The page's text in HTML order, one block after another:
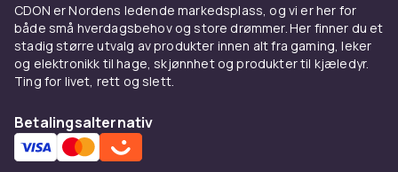
CDON er Nordens ledende markedsplass, og vi er her for
både små hverdagsbehov og store drømmer. Her finner du et
stadig større utvalg av produkter innen alt fra gaming, leker
og elektronikk til hage, skjønnhet og produkter til kjæledyr.
Ting for livet, rett og slett.
Betalingsalternativ